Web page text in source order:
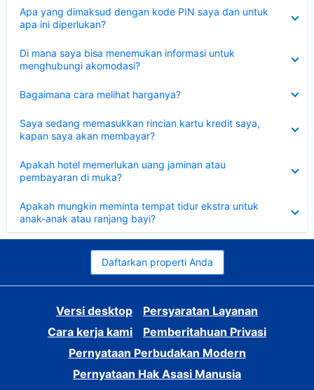
Apa yang dimaksud dengan kode PIN saya dan untuk
apa ini diperlukan?
Di mana saya bisa menemukan informasi untuk
menghubungi akomodasi?
Bagaimana cara melihat harganya?
Saya sedang memasukkan rincian kartu kredit saya,
kapan saya akan membayar?
Apakah hotel memerlukan uang jaminan atau
pembayaran di muka?
Apakah mungkin meminta tempat tidur ekstra untuk
anak-anak atau ranjang bayi?
Daftarkan properti Anda
Versi desktop
Persyaratan Layanan
Cara kerja kami
Pemberitahuan Privasi
Pernyataan Perbudakan Modern
Pernyataan Hak Asasi Manusia